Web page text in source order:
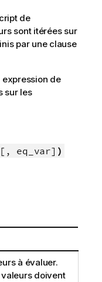
de
sont itérées sur
par une clause
de
sur les
eq_var] )
à évaluer.
doivent